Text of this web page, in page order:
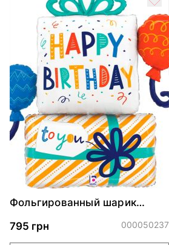
Фольгированный шарик
день рождения"
795 грн 000050237